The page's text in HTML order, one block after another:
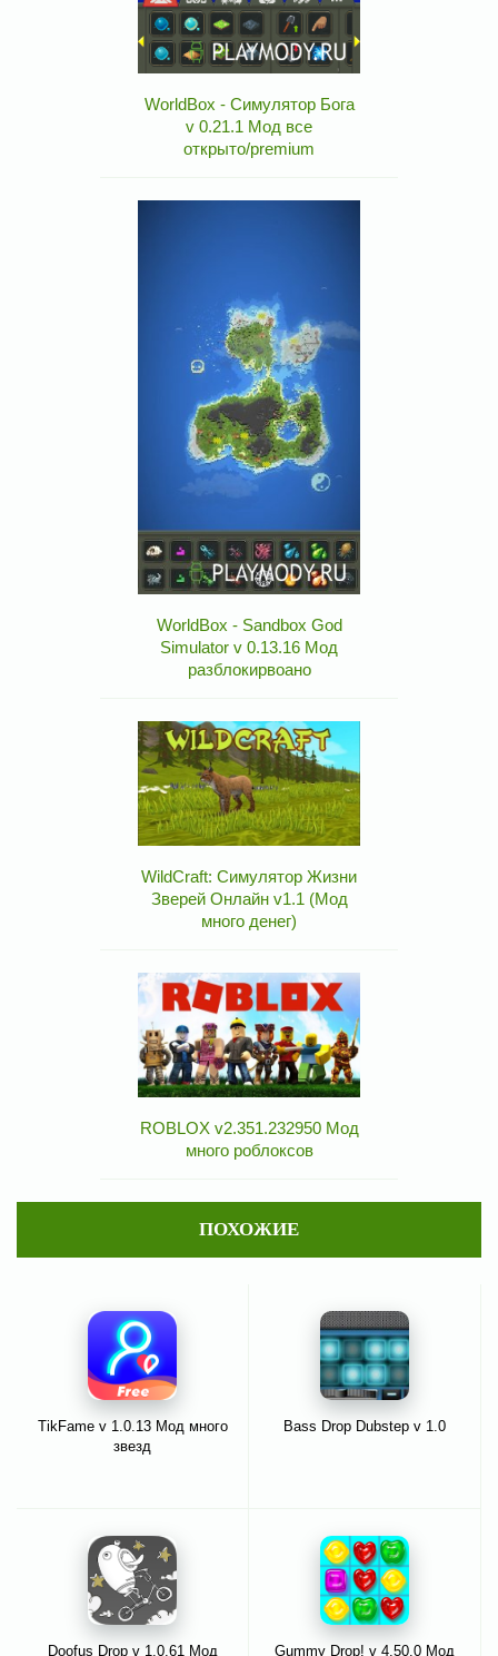
WorldBox - Симулятор Бога
v 0.21.1 Мод все
открыто/premium
WorldBox - Sandbox God
Simulator v 0.13.16 Мод
разблокирвоано
WildCraft: Симулятор Жизни
Зверей Онлайн v1.1 (Мод
много денег)
ROBLOX v2.351.232950 Мод
много роблоксов
ПОХОЖИЕ
TikFame v 1.0.13 Мод много
звезд
Bass Drop Dubstep v 1.0
Doofus Drop v 1.0.61 Мод Gummy Drop! v 4.50.0 Мод